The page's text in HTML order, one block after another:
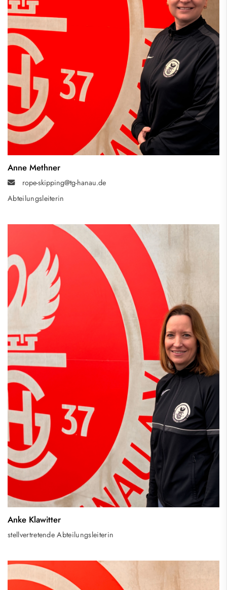
Anne Methner
rope-skipping@tg-hanau.de
Abteilungsleiterin
Anke Klawitter
stellvertretende Abteilungsleiterin